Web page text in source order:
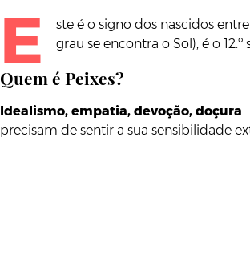
E
ste é o signo dos nascidos
grau se encontra o Sol), é o
Quem é Peixes?
Idealismo, empatia, devoção, doçura
precisam de sentir a sua sensibilidade